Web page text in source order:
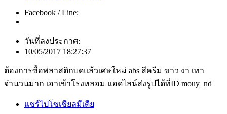
Facebook / Line:
วันที่ลงประกาศ:
10/05/2017 18:27:37
ต้องการซื้อพลาสติกบดแล้วเศษใหม่ abs สีครีม ขาว งา เทา
จำนวนมาก เอาเข้าโรงหลอม แอดไลน์ส่งรูปได้ที่ID mouy_nd
แชร์ไปโซเชียลมีเดีย